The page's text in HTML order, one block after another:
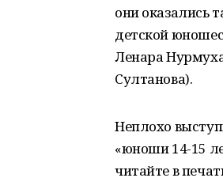
они оказались
детской
Ленара
Султанова).
Неплохо
«юноши 14-15
читайте в